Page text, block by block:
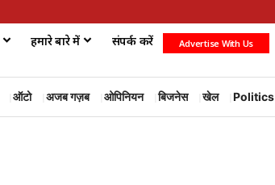
हमारे बारे में संपर्क करें Advertise With Us
ऑटो अजब गज़ब ओपिनियन बिजनेस खेल Politics